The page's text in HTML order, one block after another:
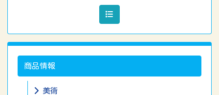
商品情報
美術